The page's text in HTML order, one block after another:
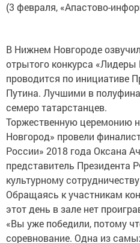
(3 февраля, «Апастово-
В Нижнем Новгороде
отрытого конкурса «Лидеры
проводится по инициативе
Путина. Лучшими в
семеро татарстанцев.
Торжественную церемонию
Новгород» провели
России» 2018 года Оксана
представитель Президента
культурному
Обращаясь к участникам
этот день в зале нет
«Вы уже победили, потому
соревнование. Одна из